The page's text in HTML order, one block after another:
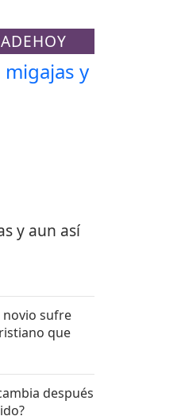
y aun así
novio sufre
que
después